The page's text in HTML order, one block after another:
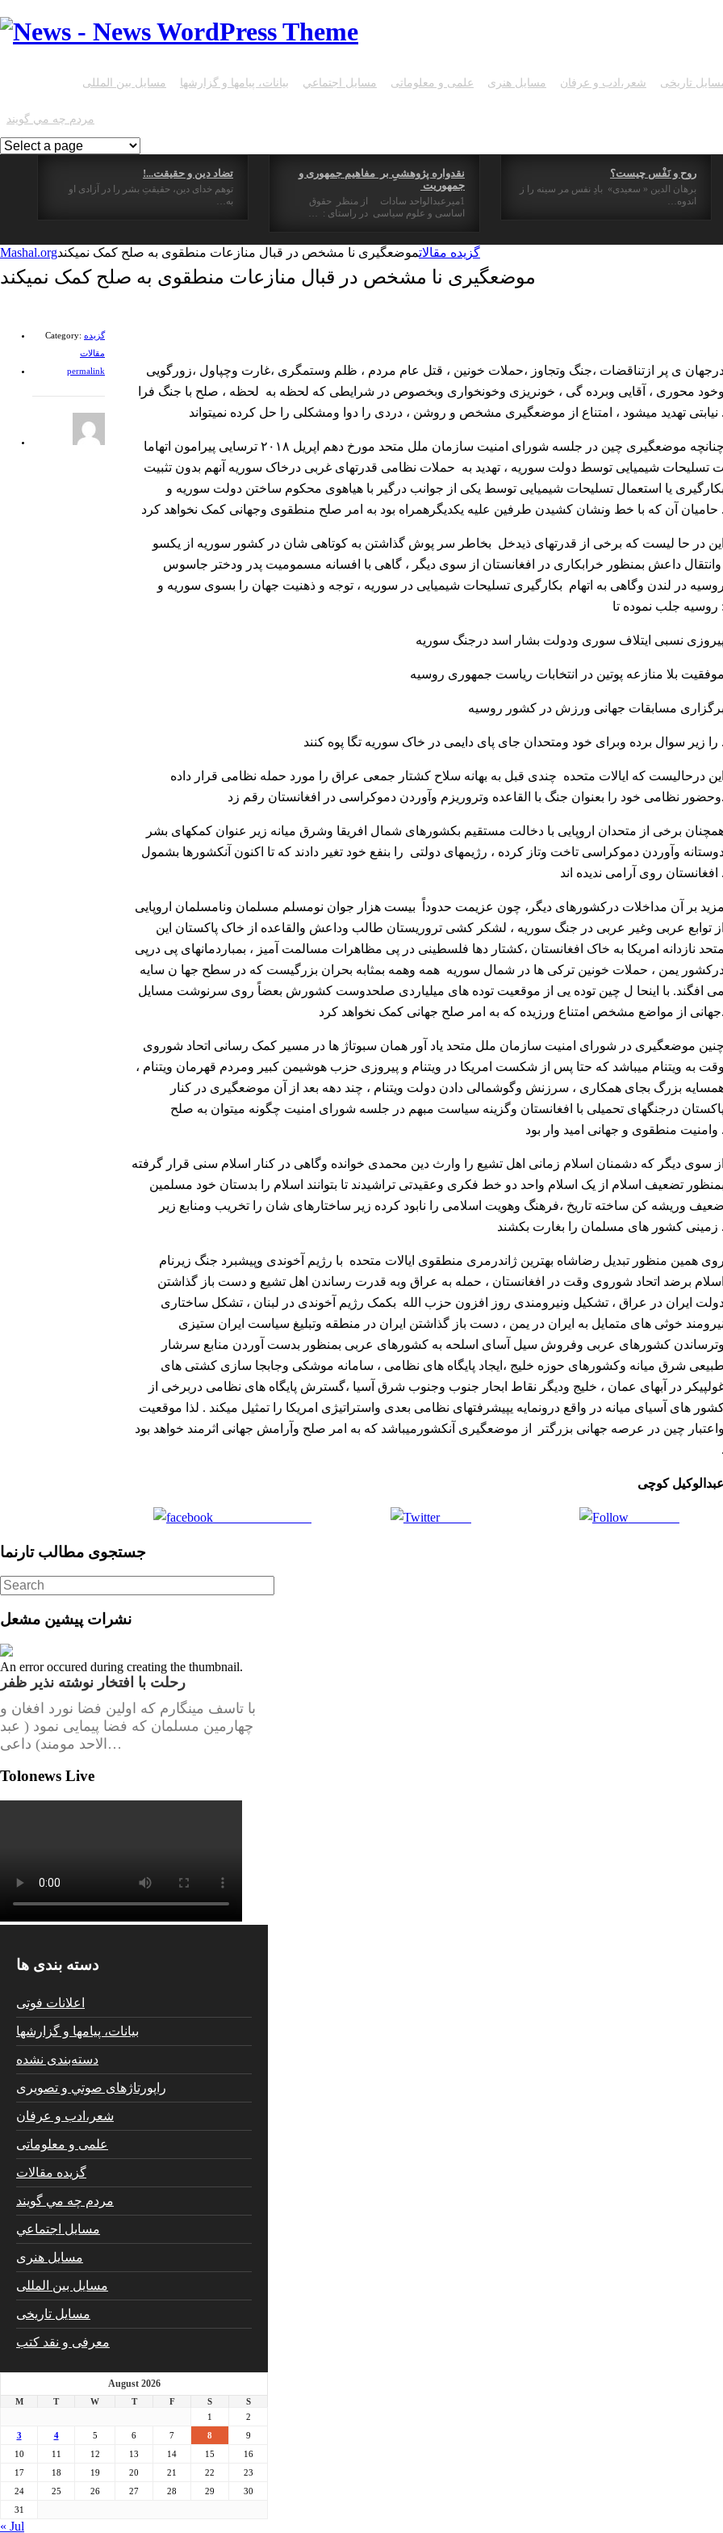
مسایل بین المللی بیانات، پیامها و گزارشها مسايل اجتماعي علمی و معلوماتی مسايل هنری شعر،ادب و عرفان تاریخی
مردم چه مي گويند
تضاد دین و حقیقت...!
توهم خدای دین، حقیقتِ بشر را در آزادی او
به…
نقدواره پژوهشیِ بر مفاهیم جمهوری و
جمهوریت
1میرعبدالواحد سادات از منظر حقوق
اساسی و علوم سیاسی در راستای : …
روح و نَفْس چیست؟
برهان الدین « سعیدی» بادِ نفس مر سینه را ز
اندوه…
Mashal.org گزیده مقالاتموضعگیری نا مشخص در قبال منازعات منطقوی به صلح کمک نمیکند
موضعگیری نا مشخص در قبال منازعات منطقوی به صلح کمک نمیکند
Category: گزیده
مقالات
permalink
ی پر ازتناقضات ،جنگ وتجاوز ،حملات خونین ، قتل عام مردم ، ظلم وستمگری ،غارت وچپاول ،زورگویی
وخود محوری ، آقایی وبرده گی ، خونریزی وخونخواری وبخصوص در شرایطی که لحظه به لحظه ، صلح با جنگ فرا
نیابتی تهدید میشود ، امتناع از موضعگیری مشخص و روشن ، دردی را دوا ومشکلی را حل کرده نمیتواند .
چنانچه موضعگیری چین در جلسه شورای امنیت سازمان ملل متحد مورخ دهم اپریل ۲۰۱۸ ترسایی پیرامون اتهاما
ت تسلیحات شیمیایی توسط دولت سوریه ، تهدید به حملات نظامی قدرتهای غربی درخاک سوریه آنهم بدون تثبیت
بکارگیری یا استعمال تسلیحات شیمیایی توسط یکی از جوانب درگیر با هیاهوی محکوم ساختن دولت سوریه و
حامیان آن که با خط ونشان کشیدن طرفین علیه یکدیگرهمراه بود به امر صلح منطقوی وجهانی کمک نخواهد کرد .
این در حا لیست که برخی از قدرتهای ذیدخل بخاطر سر پوش گذاشتن به کوتاهی شان در کشور سوریه از یکسو
وانتقال داعش بمنظور خرابکاری در افغانستان از سوی دیگر ، گاهی با افسانه مسمومیت پدر ودختر جاسوس
روسیه در لندن وگاهی به اتهام بکارگیری تسلیحات شیمیایی در سوریه ، توجه و ذهنیت جهان را بسوی سوریه و
روسیه جلب نموده تا :
پیروزی نسبی ایتلاف سوری ودولت بشار اسد درجنگ سوریه
موفقیت بلا منازعه پوتین در انتخابات ریاست جمهوری روسیه
برگزاری مسابقات جهانی ورزش در کشور روسیه
را زیر سوال برده وبرای خود ومتحدان جای پای دایمی در خاک سوریه تگا پوه کنند .
این درحالیست که ایالات متحده چندی قبل به بهانه سلاح کشتار جمعی عراق را مورد حمله نظامی قرار داده
وحضور نظامی خود را بعنوان جنگ با القاعده وتروریزم وآوردن دموکراسی در افغانستان رقم زد.
برخی از متحدان اروپایی با دخالت مستقیم بکشورهای شمال افریقا وشرق میانه زیر عنوان کمکهای بشر
وآوردن دموکراسی تاخت وتاز کرده ، رژیمهای دولتی را بنفع خود تغیر دادند که تا اکنون آنکشورها بشمول
افغانستان روی آرامی ندیده اند .
مزید بر آن مداخلات درکشورهای دیگر، چون عزیمت حدوداً بیست هزار جوان نومسلم مسلمان ونامسلمان اروپایی
از توابع عربی وغیر عربی در جنگ سوریه ، لشکر کشی تروریستان طالب وداعش والقاعده از خاک پاکستان این
متحد نازدانه امریکا به خاک افغانستان ،کشتار دها فلسطینی در پی مظاهرات مسالمت آمیز ، بمباردمانهای پی درپی
یمن ، حملات خونین ترکی ها در شمال سوریه همه وهمه بمثابه بحران بزرگیست که در سطح جها ن سایه
می افگند. با اینحا ل چین توده یی از موقعیت توده های میلیاردی صلحدوست کشورش بعضاً روی سرنوشت مسایل
جهانی از مواضع مشخص امتناع ورزیده که به امر صلح جهانی کمک نخواهد کرد.
چنین موضعگیری در شورای امنیت سازمان ملل متحد یاد آور همان سبوتاژ ها در مسیر کمک رسانی اتحاد شوروی
وقت به ویتنام میباشد که حتا پس از شکست امریکا در ویتنام و پیروزی حزب هوشیمن کبیر ومردم قهرمان ویتنام ،
بزرگ بجای همکاری ، سرزنش وگوشمالی دادن دولت ویتنام ، چند دهه بعد از آن موضعگیری در کنار
پاکستان درجنگهای تحمیلی با افغانستان وگزینه سیاست مبهم در جلسه شورای امنیت چگونه میتوان به صلح
وامنیت منطقوی و جهانی امید وار بود .
از سوی دیگر که دشمنان اسلام زمانی اهل تشیع را وارث دین محمدی خوانده وگاهی در کنار اسلام سنی قرار گرفته
بمنظور تضعیف اسلام از یک اسلام واحد دو خط فکری وعقیدتی تراشیدند تا بتوانند اسلام را بدستان خود مسلمین
ضعیف وریشه کن ساخته تاریخ ،فرهنگ وهویت اسلامی را نابود کرده زیر ساختارهای شان را تخریب ومنابع زیر
زمینی کشور های مسلمان را بغارت بکشند .
روی همین منظور تبدیل رضاشاه بهترین ژاندرمری منطقوی ایالات متحده با رژیم آخوندی وپیشبرد جنگ زیرنام
اسلام برضد اتحاد شوروی وقت در افغانستان ، حمله به عراق وبه قدرت رساندن اهل تشیع و دست باز گذاشتن
ایران در عراق ، تشکیل ونیرومندی روز افزون حزب الله بکمک رژیم آخوندی در لبنان ، تشکل ساختاری
نیرومند خوثی های متمایل به ایران در یمن ، دست باز گذاشتن ایران در منطقه وتبلیغ سیاست ایران ستیزی
وترساندن کشورهای عربی وفروش سیل آسای اسلحه به کشورهای عربی بمنظور بدست آوردن منابع سرشار
طبیعی شرق میانه وکشورهای حوزه خلیج ،ایجاد پایگاه های نظامی ، سامانه موشکی وجابجا سازی کشتی های
در آبهای عمان ، خلیج ودیگر نقاط ابحار جنوب وجنوب شرق آسیا ،گسترش پایگاه های نظامی دربرخی از
های آسیای میانه در واقع درونمایه یپیشرفتهای نظامی بعدی واستراتیژی امریکا را تمثیل میکند . لذا موقعیت
واعتبار چین در عرصه جهانی بزرگتر از موضعگیری آنکشورمیباشد که به امر صلح وآرامش جهانی اثرمند خواهد بود
.
عبدالوکیل کوچی
Share on Facebook Tweet Follow us
جستجوی مطالب تارنما
نشرات پیشین مشعل
An error occured during creating the thumbnail.
رحلت با افتخار نوشته نذیر ظفر
با تاسف مینگارم که اولین فضا نورد افغان و
چهارمین مسلمان که فضا پیمایی نمود ( عبد
الاحد مومند) داعی…
Tolonews Live
دسته بندی ها
اعلانات فوتی
بیانات، پیامها و گزارشها
دسته‌بندی نشده
راپورتاژهای صوتي و تصويری
شعر،ادب و عرفان
علمی و معلوماتی
گزیده مقالات
مردم چه مي گويند
مسايل اجتماعي
مسايل هنری
مسایل بین المللی
مسایل تاریخی
معرفی و نقد کتب
August 2026
M T W T F S
S
1
2
3
4 5 6 7 8
9
10
11 12 13 14 15
16
17
18 19 20 21 22
23
24
25 26 27 28 29
30
31
« Jul